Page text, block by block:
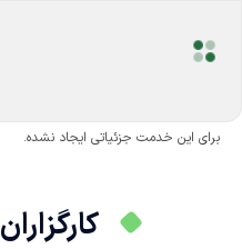
برای این خدمت جزئیاتی ایجاد نشده.
کارگزاران